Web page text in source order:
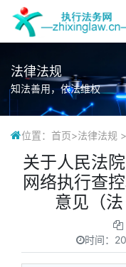
法律法规
知法善用，依法维权
位置： 首页>法律法规 >
关于人民法
网络执行查
意见（
时间：